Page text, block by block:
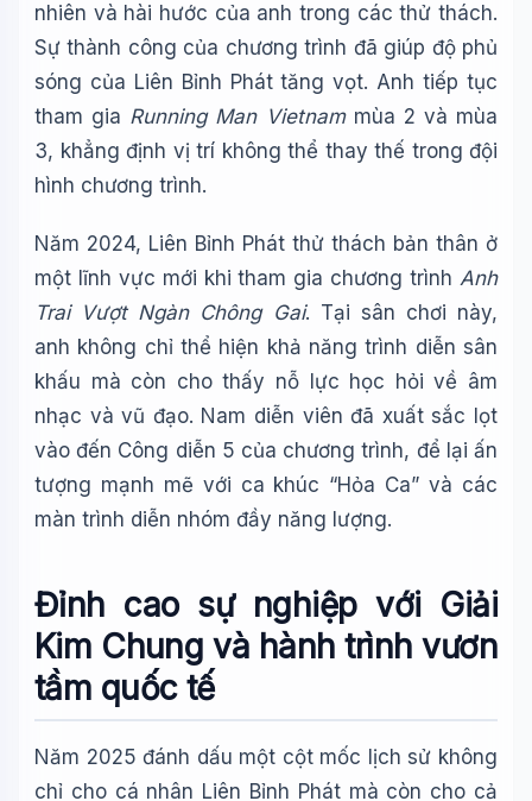
nhiên và hài hước của anh trong các thử thách.
Sự thành công của chương trình đã giúp độ phủ
sóng của Liên Bỉnh Phát tăng vọt. Anh tiếp tục
tham gia Running Man Vietnammùa 2 và mùa
3, khẳng định vị trí không thể thay thế trong đội
hình chương trình.
Năm 2024, Liên Bỉnh Phát thử thách bản thân ở
một lĩnh vực mới khi tham gia chương trình Anh
Trai Vượt Ngàn Chông Gai. Tại sân chơi này,
anh không chỉ thể hiện khả năng trình diễn sân
khấu mà còn cho thấy nỗ lực học hỏi về âm
nhạc và vũ đạo. Nam diễn viên đã xuất sắc lọt
vào đến Công diễn 5 của chương trình, để lại ấn
tượng mạnh mẽ với ca khúc “Hỏa Ca” và các
màn trình diễn nhóm đầy năng lượng.
Đỉnh cao sự nghiệp với Giải
Kim Chung và hành trình vươn
tầm quốc tế
Năm 2025 đánh dấu một cột mốc lịch sử không
chỉ cho cá nhân Liên Bỉnh Phát mà còn cho cả